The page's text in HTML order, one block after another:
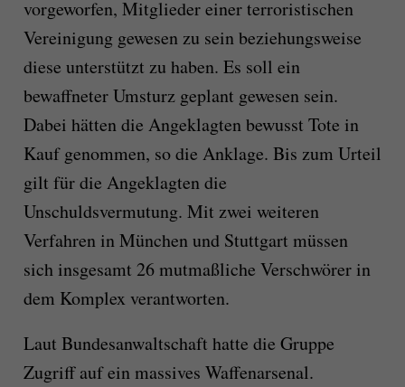
vorgeworfen, Mitglieder einer terroristischen
Vereinigung gewesen zu sein beziehungsweise
diese unterstützt zu haben. Es soll ein
bewaffneter Umsturz geplant gewesen sein.
Dabei hätten die Angeklagten bewusst Tote in
Kauf genommen, so die Anklage. Bis zum Urteil
gilt für die Angeklagten die
Unschuldsvermutung. Mit zwei weiteren
Verfahren in München und Stuttgart müssen
sich insgesamt 26 mutmaßliche Verschwörer in
dem Komplex verantworten.
Laut Bundesanwaltschaft hatte die Gruppe
Zugriff auf ein massives Waffenarsenal.